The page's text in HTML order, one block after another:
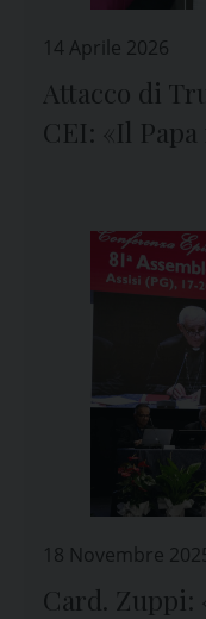
14 Aprile 2026
Attacco di
CEI: «Il
18 Novembre
Card. Zuppi: